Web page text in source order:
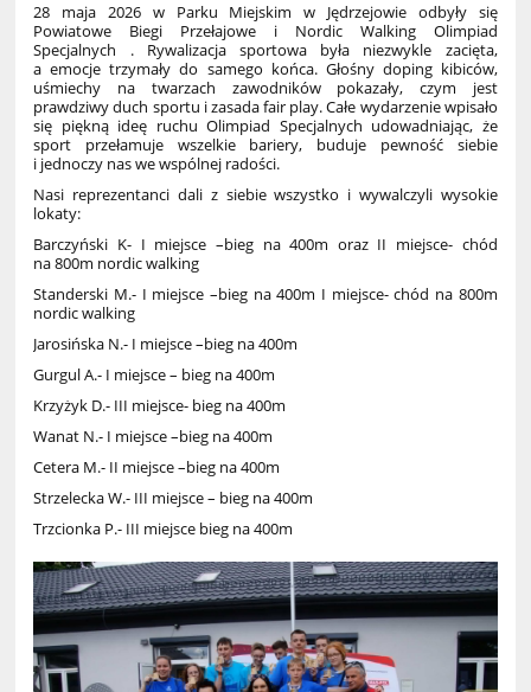
28 maja 2026 w Parku Miejskim w Jędrzejowie odbyły się
Powiatowe Biegi Przełajowe i Nordic Walking Olimpiad
Specjalnych . Rywalizacja sportowa była niezwykle zacięta,
a emocje trzymały do samego końca. Głośny doping kibiców,
uśmiechy na twarzach zawodników pokazały, czym jest
prawdziwy duch sportu i zasada fair play. Całe wydarzenie wpisało
się piękną ideę ruchu Olimpiad Specjalnych udowadniając, że
sport przełamuje wszelkie bariery, buduje pewność siebie
i jednoczy nas we wspólnej radości.
Nasi reprezentanci dali z siebie wszystko i wywalczyli wysokie
lokaty:
Barczyński K- I miejsce –bieg na 400m oraz II miejsce- chód
na 800m nordic walking
Standerski M.- I miejsce –bieg na 400m I miejsce- chód na 800m
nordic walking
Jarosińska N.- I miejsce –bieg na 400m
Gurgul A.- I miejsce – bieg na 400m
Krzyżyk D.- III miejsce- bieg na 400m
Wanat N.- I miejsce –bieg na 400m
Cetera M.- II miejsce –bieg na 400m
Strzelecka W.- III miejsce – bieg na 400m
Trzcionka P.- III miejsce bieg na 400m